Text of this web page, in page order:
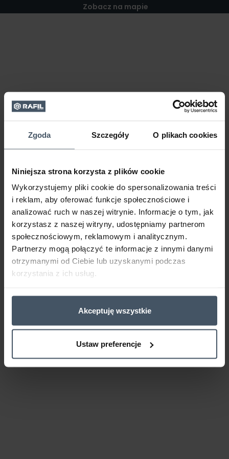
Zgoda Szczegóły O plikach cookies
Niniejsza strona korzysta z plików cookie
Wykorzystujemy pliki cookie do spersonalizowania treści
i reklam, aby oferować funkcje społecznościowe i
analizować ruch w naszej witrynie. Informacje o tym, jak
korzystasz z naszej witryny, udostępniamy partnerom
społecznościowym, reklamowym i analitycznym.
Partnerzy mogą połączyć te informacje z innymi danymi
otrzymanymi od Ciebie lub uzyskanymi podczas
korzystania z ich usług.
Akceptuję wszystkie
Ustaw preferencje
Zobacz na mapie